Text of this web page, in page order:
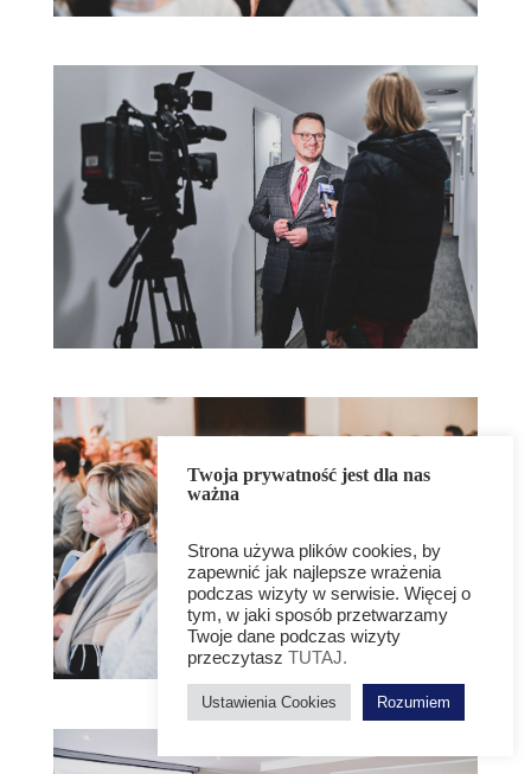
Twoja prywatność jest dla nas
ważna
Strona używa plików cookies, by
zapewnić jak najlepsze wrażenia
podczas wizyty w serwisie. Więcej o
tym, w jaki sposób przetwarzamy
Twoje dane podczas wizyty
przeczytasz TUTAJ.
Ustawienia Cookies Rozumiem